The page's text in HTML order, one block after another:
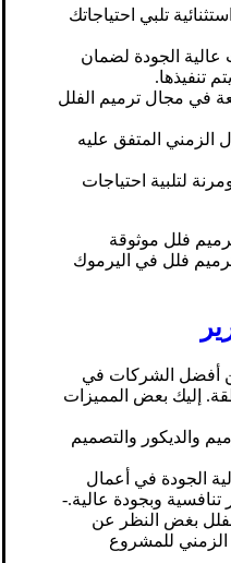
تلبي احتياجاتك
عالية الجودة لضمان
تنفيذها.
في مجال ترميم الفلل
الزمني المتفق عليه
لتلبية احتياجات
فلل موثوقة
فلل في اليرموك
أفضل الشركات في
إليك بعض المميزات
والديكور والتصميم
الجودة في أعمال
تنافسية وبجودة عالية.-
بغض النظر عن
الزمني للمشروع